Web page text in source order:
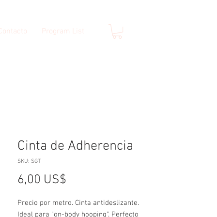
Program List
Cinta de Adherencia
SKU: SGT
6,00 US$
Precio por metro. Cinta antideslizante.
Ideal para "on-body hooping". Perfecto